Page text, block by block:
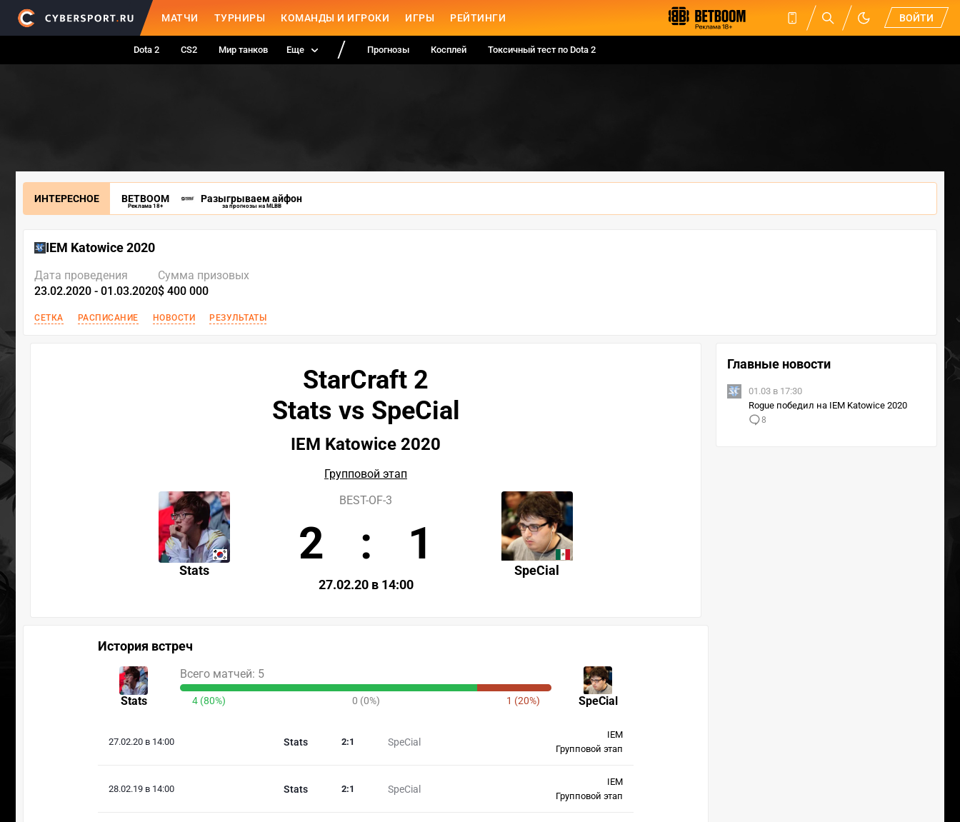
МАТЧИ ТУРНИРЫ КОМАНДЫ И ИГРОКИ ИГРЫ РЕЙТИНГИ ВОЙТИ
Dota 2 CS2 Мир танков Еще Прогнозы Косплей Токсичный тест по Dota 2
ИНТЕРЕСНОЕ BETBOOM
Реклама 18+
Разыгрываем айфон
за прогнозы на MLBB
IEM Katowice 2020
Дата проведения
23.02.2020 - 01.03.2020
Сумма призовых
$ 400 000
СЕТКА РАСПИСАНИЕ НОВОСТИ РЕЗУЛЬТАТЫ
StarCraft 2
Stats vs SpeCial
IEM Katowice 2020
Групповой этап
Stats SpeCial
BEST-OF-3
2 : 1
27.02.20 в 14:00
История встреч
Stats SpeCial
Всего матчей: 5
4 (80%) 0 (0%) 1 (20%)
27.02.20 в 14:00 Stats SpeCial
2:1
IEM
Групповой этап
28.02.19 в 14:00 Stats SpeCial
2:1
IEM
Групповой этап
Главные новости
01.03 в 17:30
Rogue победил на IEM Katowice 2020
8